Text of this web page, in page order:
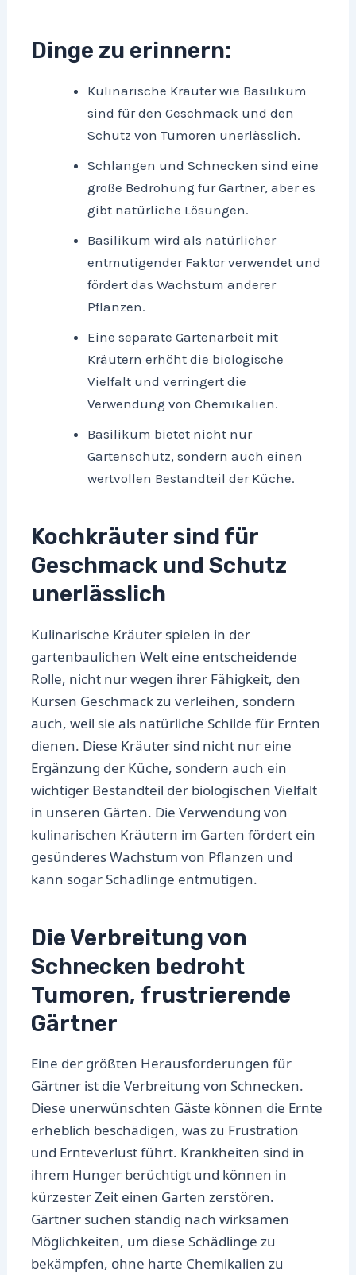
Dinge zu erinnern:
Kulinarische Kräuter wie Basilikum
sind für den Geschmack und den
Schutz von Tumoren unerlässlich.
Schlangen und Schnecken sind eine
große Bedrohung für Gärtner, aber es
gibt natürliche Lösungen.
Basilikum wird als natürlicher
entmutigender Faktor verwendet und
fördert das Wachstum anderer
Pflanzen.
Eine separate Gartenarbeit mit
Kräutern erhöht die biologische
Vielfalt und verringert die
Verwendung von Chemikalien.
Basilikum bietet nicht nur
Gartenschutz, sondern auch einen
wertvollen Bestandteil der Küche.
Kochkräuter sind für
Geschmack und Schutz
unerlässlich
Kulinarische Kräuter spielen in der
gartenbaulichen Welt eine entscheidende
Rolle, nicht nur wegen ihrer Fähigkeit, den
Kursen Geschmack zu verleihen, sondern
auch, weil sie als natürliche Schilde für Ernten
dienen. Diese Kräuter sind nicht nur eine
Ergänzung der Küche, sondern auch ein
wichtiger Bestandteil der biologischen Vielfalt
in unseren Gärten. Die Verwendung von
kulinarischen Kräutern im Garten fördert ein
gesünderes Wachstum von Pflanzen und
kann sogar Schädlinge entmutigen.
Die Verbreitung von
Schnecken bedroht
Tumoren, frustrierende
Gärtner
Eine der größten Herausforderungen für
Gärtner ist die Verbreitung von Schnecken.
Diese unerwünschten Gäste können die Ernte
erheblich beschädigen, was zu Frustration
und Ernteverlust führt. Krankheiten sind in
ihrem Hunger berüchtigt und können in
kürzester Zeit einen Garten zerstören.
Gärtner suchen ständig nach wirksamen
Möglichkeiten, um diese Schädlinge zu
bekämpfen, ohne harte Chemikalien zu